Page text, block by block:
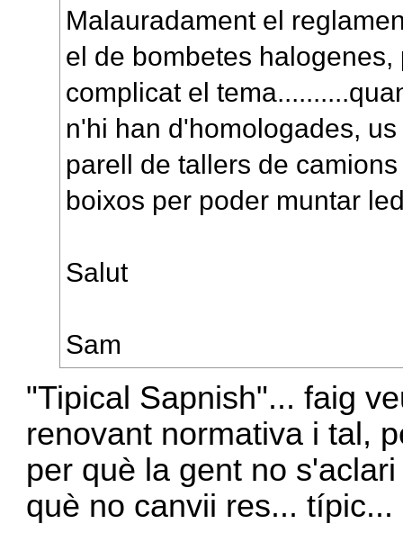
Malauradament el
el de bombetes
complicat el
n'hi han d'homologades,
parell de tallers de
boixos per poder muntar
Salut
Sam
"Tipical Sapnish"... faig
renovant normativa i tal,
per què la gent no
què no canvii res... típic...